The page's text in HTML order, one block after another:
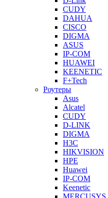
CUDY
DAHUA
CISCO
DIGMA
ASUS
IP-COM
HUAWEI
KEENETIC
F+Tech
Роутеры
Asus
Alcatel
CUDY
D-LINK
DIGMA
H3C
HIKVISION
HPE
Huawei
IP-COM
Keenetic